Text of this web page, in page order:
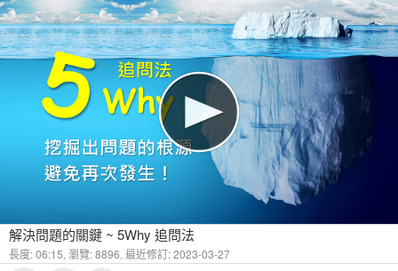
解決問題的關鍵 ~ 5Why 追問法
長度: 06:15, 瀏覽: 8896, 最近修訂: 2023-03-27